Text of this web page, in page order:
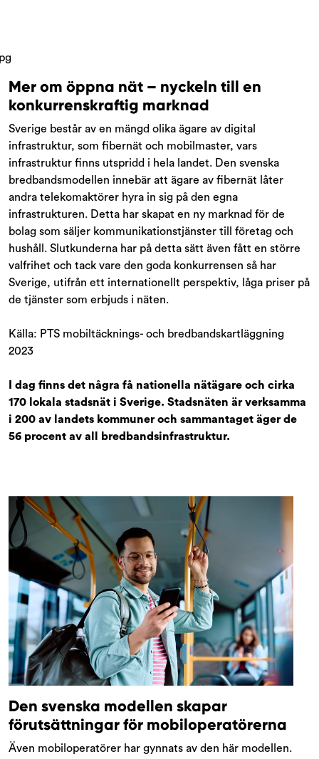
Mer om öppna nät – nyckeln till en
konkurrenskraftig marknad
Sverige består av en mängd olika ägare av digital
infrastruktur, som fibernät och mobilmaster, vars
infrastruktur finns utspridd i hela landet. Den svenska
bredbandsmodellen innebär att ägare av fibernät låter
andra telekomaktörer hyra in sig på den egna
infrastrukturen. Detta har skapat en ny marknad för de
bolag som säljer kommunikationstjänster till företag och
hushåll. Slutkunderna har på detta sätt även fått en större
valfrihet och tack vare den goda konkurrensen så har
Sverige, utifrån ett internationellt perspektiv, låga priser på
de tjänster som erbjuds i näten.
Källa: PTS mobiltäcknings- och bredbandskartläggning
2023
I dag finns det några få nationella nätägare och cirka
170 lokala stadsnät i Sverige. Stadsnäten är verksamma
i 200 av landets kommuner och sammantaget äger de
56 procent av all bredbandsinfrastruktur.
Den svenska modellen skapar
förutsättningar för mobiloperatörerna
Även mobiloperatörer har gynnats av den här modellen.